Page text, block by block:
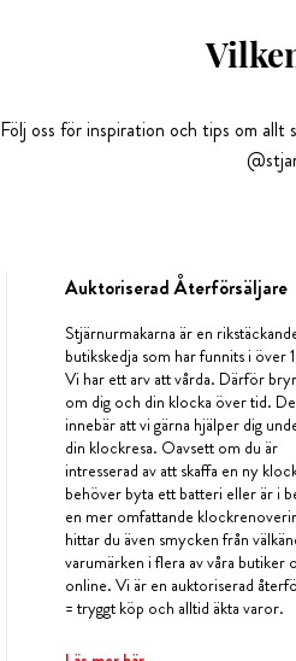
Följ oss för inspiration och tips om allt
Auktoriserad Återförsäljare
Stjärnurmakarna är en
butikskedja som har funnits i över
Vi har ett arv att vårda. Därför
om dig och din klocka över tid.
innebär att vi gärna hjälper dig
din klockresa. Oavsett om du är
intresserad av att skaffa en ny
behöver byta ett batteri eller är i
en mer omfattande
hittar du även smycken från
varumärken i flera av våra butiker
online. Vi är en auktoriserad
= tryggt köp och alltid äkta varor.